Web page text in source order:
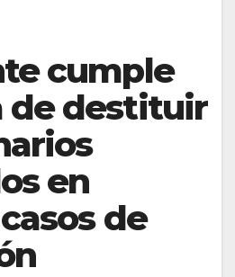
cumple
de destituir
en
de